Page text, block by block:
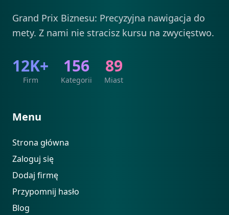
Grand Prix Biznesu: Precyzyjna nawigacja do
mety. Z nami nie stracisz kursu na zwycięstwo.
12K+
Firm
156
Kategorii
89
Miast
Menu
Strona główna
Zaloguj się
Dodaj firmę
Przypomnij hasło
Blog